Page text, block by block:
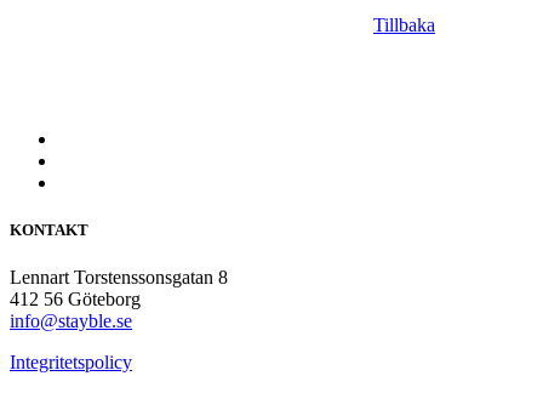
Tillbaka
KONTAKT
Lennart Torstenssonsgatan 8
412 56 Göteborg
info@stayble.se
Integritetspolicy